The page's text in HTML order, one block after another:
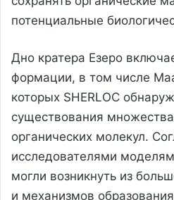
потенциальные
Дно кратера Езеро
формации, в том числе
которых SHERLOC
существования
органических молекул.
исследователями
могли возникнуть из
и механизмов